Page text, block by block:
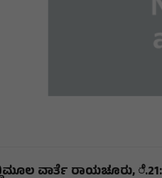
ವಾರ್ತೆ ರಾಯಚೂರು, ೆ.21: